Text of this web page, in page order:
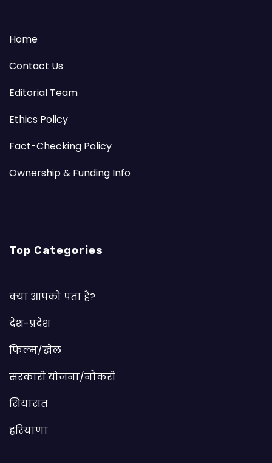
Home
Contact Us
Editorial Team
Ethics Policy
Fact-Checking Policy
Ownership & Funding Info
Top Categories
क्या आपको पता हैं?
देश-प्रदेश
फिल्म/खेल
सरकारी योजना/नौकरी
सियासत
हरियाणा